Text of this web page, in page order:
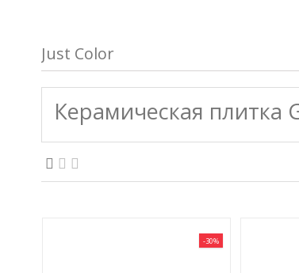
Just Color
Керамическая плитка
-30%